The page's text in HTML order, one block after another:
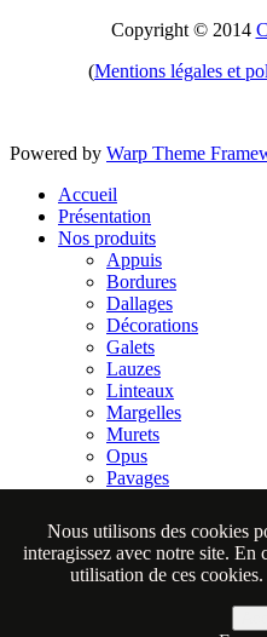
Copyright © 2014
(Mentions légales et
Powered by Warp Theme
Accueil
Présentation
Nos produits
Appuis
Bordures
Dallages
Décorations
Galets
Lauzes
Linteaux
Margelles
Murets
Opus
Pavages
Vasques & éviers
Espace Pro.
Aide
Nous contacter
Mentions légales et
Nous utilisons des cookies
interagissez avec notre site. En
utilisation de ces cookies.